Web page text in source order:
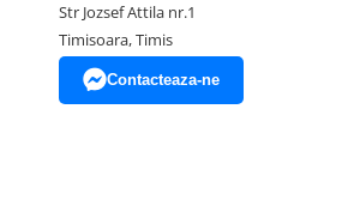
Str Jozsef Attila nr.1
Timisoara, Timis
Contacteaza-ne